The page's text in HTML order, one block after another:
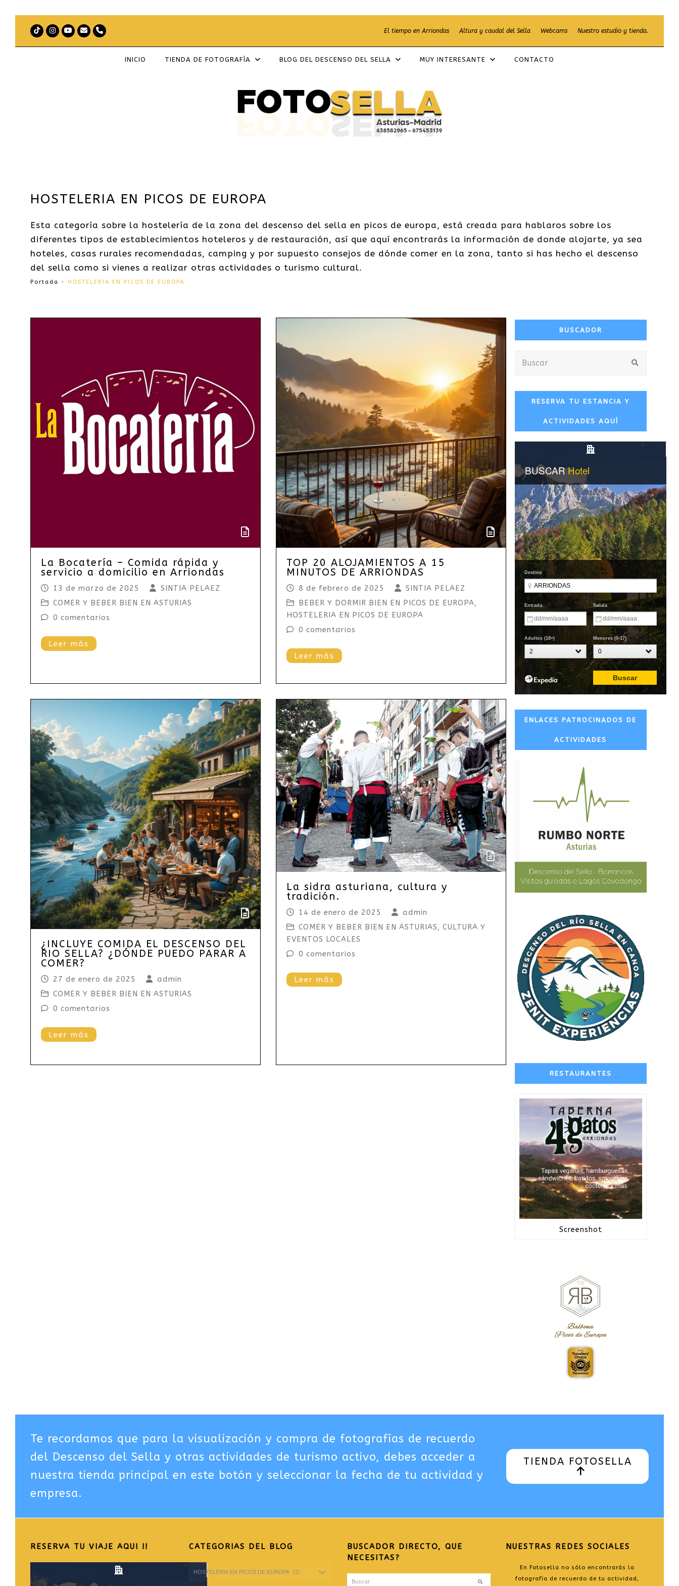
El tiempo en Arriondas Altura y caudal del Sella Webcams Nuestro estudio y tienda.
TiktokInstagram
Youtube
CorreoTeléfono
INICIO TIENDA DE FOTOGRAFÍA BLOG DEL DESCENSO DEL SELLA MUY INTERESANTE CONTACTO
HOSTELERIA EN PICOS DE EUROPA
Esta categoría sobre la hostelería de la zona del descenso del sella en picos de europa, está creada para hablaros sobre los
diferentes tipos de establecimientos hoteleros y de restauración, así que aquí encontrarás la información de donde alojarte, ya sea
hoteles, casas rurales recomendadas, camping y por supuesto consejos de dónde comer en la zona, tanto si has hecho el descenso
del sella como si vienes a realizar otras actividades o turismo cultural.
Portada » HOSTELERIA EN PICOS DE EUROPA
La Bocatería – Comida rápida y
servicio a domicilio en Arriondas
13 de marzo de 2025
SINTIA PELAEZ
COMER Y BEBER BIEN EN ASTURIAS
0 comentarios
Leer más
TOP 20 ALOJAMIENTOS A 15
MINUTOS DE ARRIONDAS
8 de febrero de 2025
SINTIA PELAEZ
BEBER Y DORMIR BIEN EN PICOS DE EUROPA,
HOSTELERIA EN PICOS DE EUROPA
0 comentarios
Leer más
¿INCLUYE COMIDA EL DESCENSO DEL
RIO SELLA? ¿DÓNDE PUEDO PARAR A
COMER?
27 de enero de 2025
admin
COMER Y BEBER BIEN EN ASTURIAS
0 comentarios
Leer más
La sidra asturiana, cultura y
tradición.
14 de enero de 2025
admin
COMER Y BEBER BIEN EN ASTURIAS,CULTURA Y
EVENTOS LOCALES
0 comentarios
Leer más
BUSCADOR
RESERVA TU ESTANCIA Y
ACTIVIDADES AQUÍ
ENLACES PATROCINADOS DE
ACTIVIDADES
RESTAURANTES
Screenshot
Te recordamos que para la visualización y compra de fotografías de recuerdo
del Descenso del Sella y otras actividades de turismo activo, debes acceder a
nuestra tienda principal en este botón y seleccionar la fecha de tu actividad y
empresa.
TIENDA FOTOSELLA
RESERVA TU VIAJE AQUI !! CATEGORIAS DEL BLOG
BUSCADOR DIRECTO, QUE
NECESITAS?
Buscar
NUESTRAS REDES SOCIALES
En Fotosella no sólo encontrarás la
fotografía de recuerdo de tu actividad,